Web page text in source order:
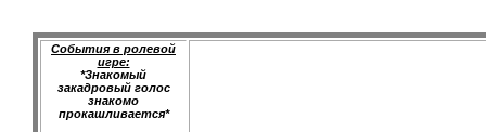
События в ролевой
игре:
*Знакомый
закадровый голос
знакомо
прокашливается*